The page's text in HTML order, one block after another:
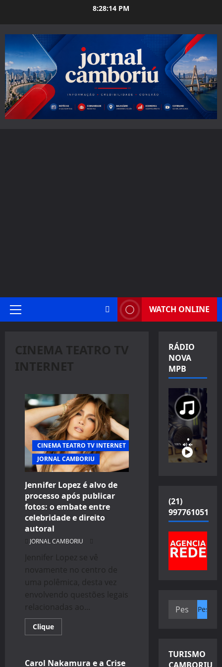
8:28:16 PM
Primary
WATCH ONLINE
CINEMA TEATRO TV
INTERNET
CINEMA TEATRO TV INTERNET
JORNAL CAMBORIU
Jennifer Lopez é alvo de
processo após publicar
fotos: o embate entre
celebridade e direito
autoral
JORNAL CAMBORIU
Jennifer Lopez se vê
novamente no centro de
uma polêmica, desta vez
envolvendo questões legais
relacionadas ao...
CliqueRead
more
é
CELEBRIDADES
CINEMA TEATRO TV INTERNET
ENTRETENIMENTO
JORNAL CAMBORIU
Carol Nakamura e a Crise
RÁDIO
NOVA
MPB
(21)
997761051
Pesquisar
TURISMO